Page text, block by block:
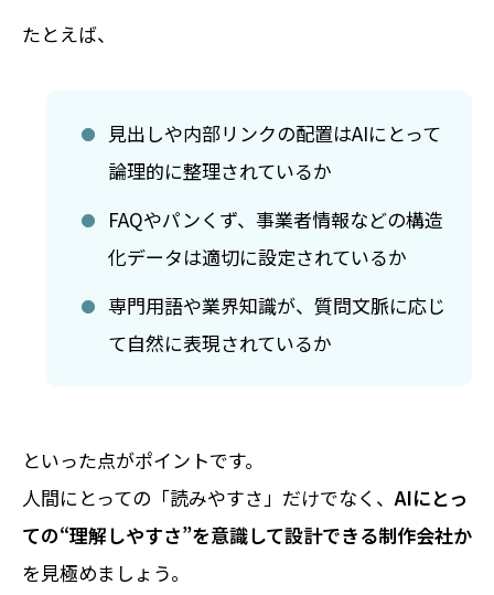
たとえば、
見出しや内部リンクの配置はAIにとって
論理的に整理されているか
FAQやパンくず、事業者情報などの構造
化データは適切に設定されているか
専門用語や業界知識が、質問文脈に応じ
て自然に表現されているか
といった点がポイントです。
人間にとっての「読みやすさ」だけでなく、 AIにとっ
ての“理解しやすさ”を意識して設計できる制作会社か
を見極めましょう。